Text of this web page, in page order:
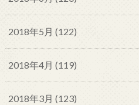
2018年5月 (122)
2018年4月 (119)
2018年3月 (123)